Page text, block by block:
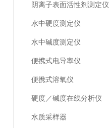
阴离子表面活性剂测定仪
水中硬度测定仪
水中碱度测定仪
便携式电导率仪
便携式溶氧仪
硬度／碱度在线分析仪
水质采样器